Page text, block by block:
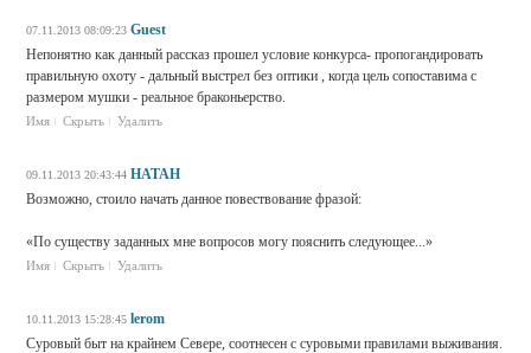
07.11.2013 08:09:23 Guest
Непонятно как данный рассказ прошел условие конкурса- пропогандировать
правильную охоту - дальный выстрел без оптики , когда цель сопоставима с
размером мушки - реальное браконьерство.
Имя Скрыть Удалить
09.11.2013 20:43:44 HATAH
Возможно, стоило начать данное повествование фразой:
«По существу заданных мне вопросов могу пояснить следующее...»
Имя Скрыть Удалить
10.11.2013 15:28:45 lerom
Суровый быт на крайнем Севере, соотнесен с суровыми правилами выживания.